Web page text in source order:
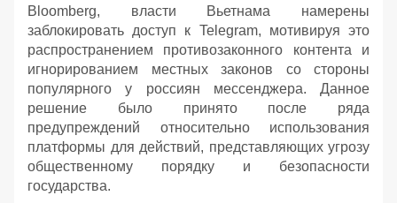
Bloomberg, власти Вьетнама намерены
заблокировать доступ к Telegram, мотивируя это
распространением противозаконного контента и
игнорированием местных законов со стороны
популярного у россиян мессенджера. Данное
решение было принято после ряда
предупреждений относительно использования
платформы для действий, представляющих угрозу
общественному порядку и безопасности
государства.